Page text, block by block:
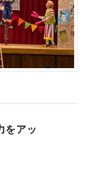
をアッ